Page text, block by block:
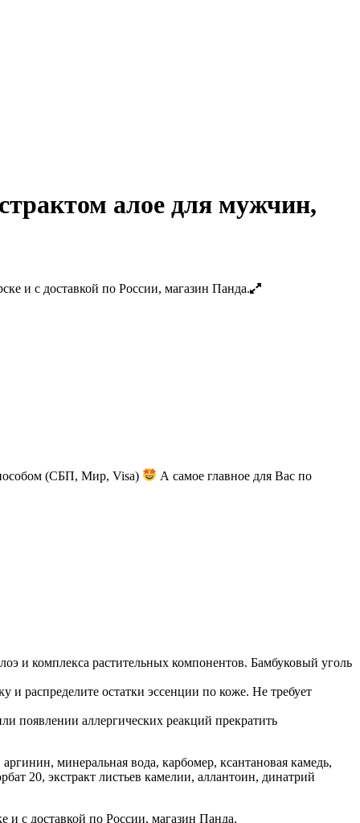
алое для мужчин,
(СБП, Мир, Visa) А самое главное для Вас по
и комплекса растительных компонентов. Бамбуковый уголь
распределите остатки эссенции по коже. Не требует
появлении аллергических реакций прекратить
минеральная вода, карбомер, ксантановая камедь,
20, экстракт листьев камелии, аллантоин, динатрий
и с доставкой по России, магазин Панда.